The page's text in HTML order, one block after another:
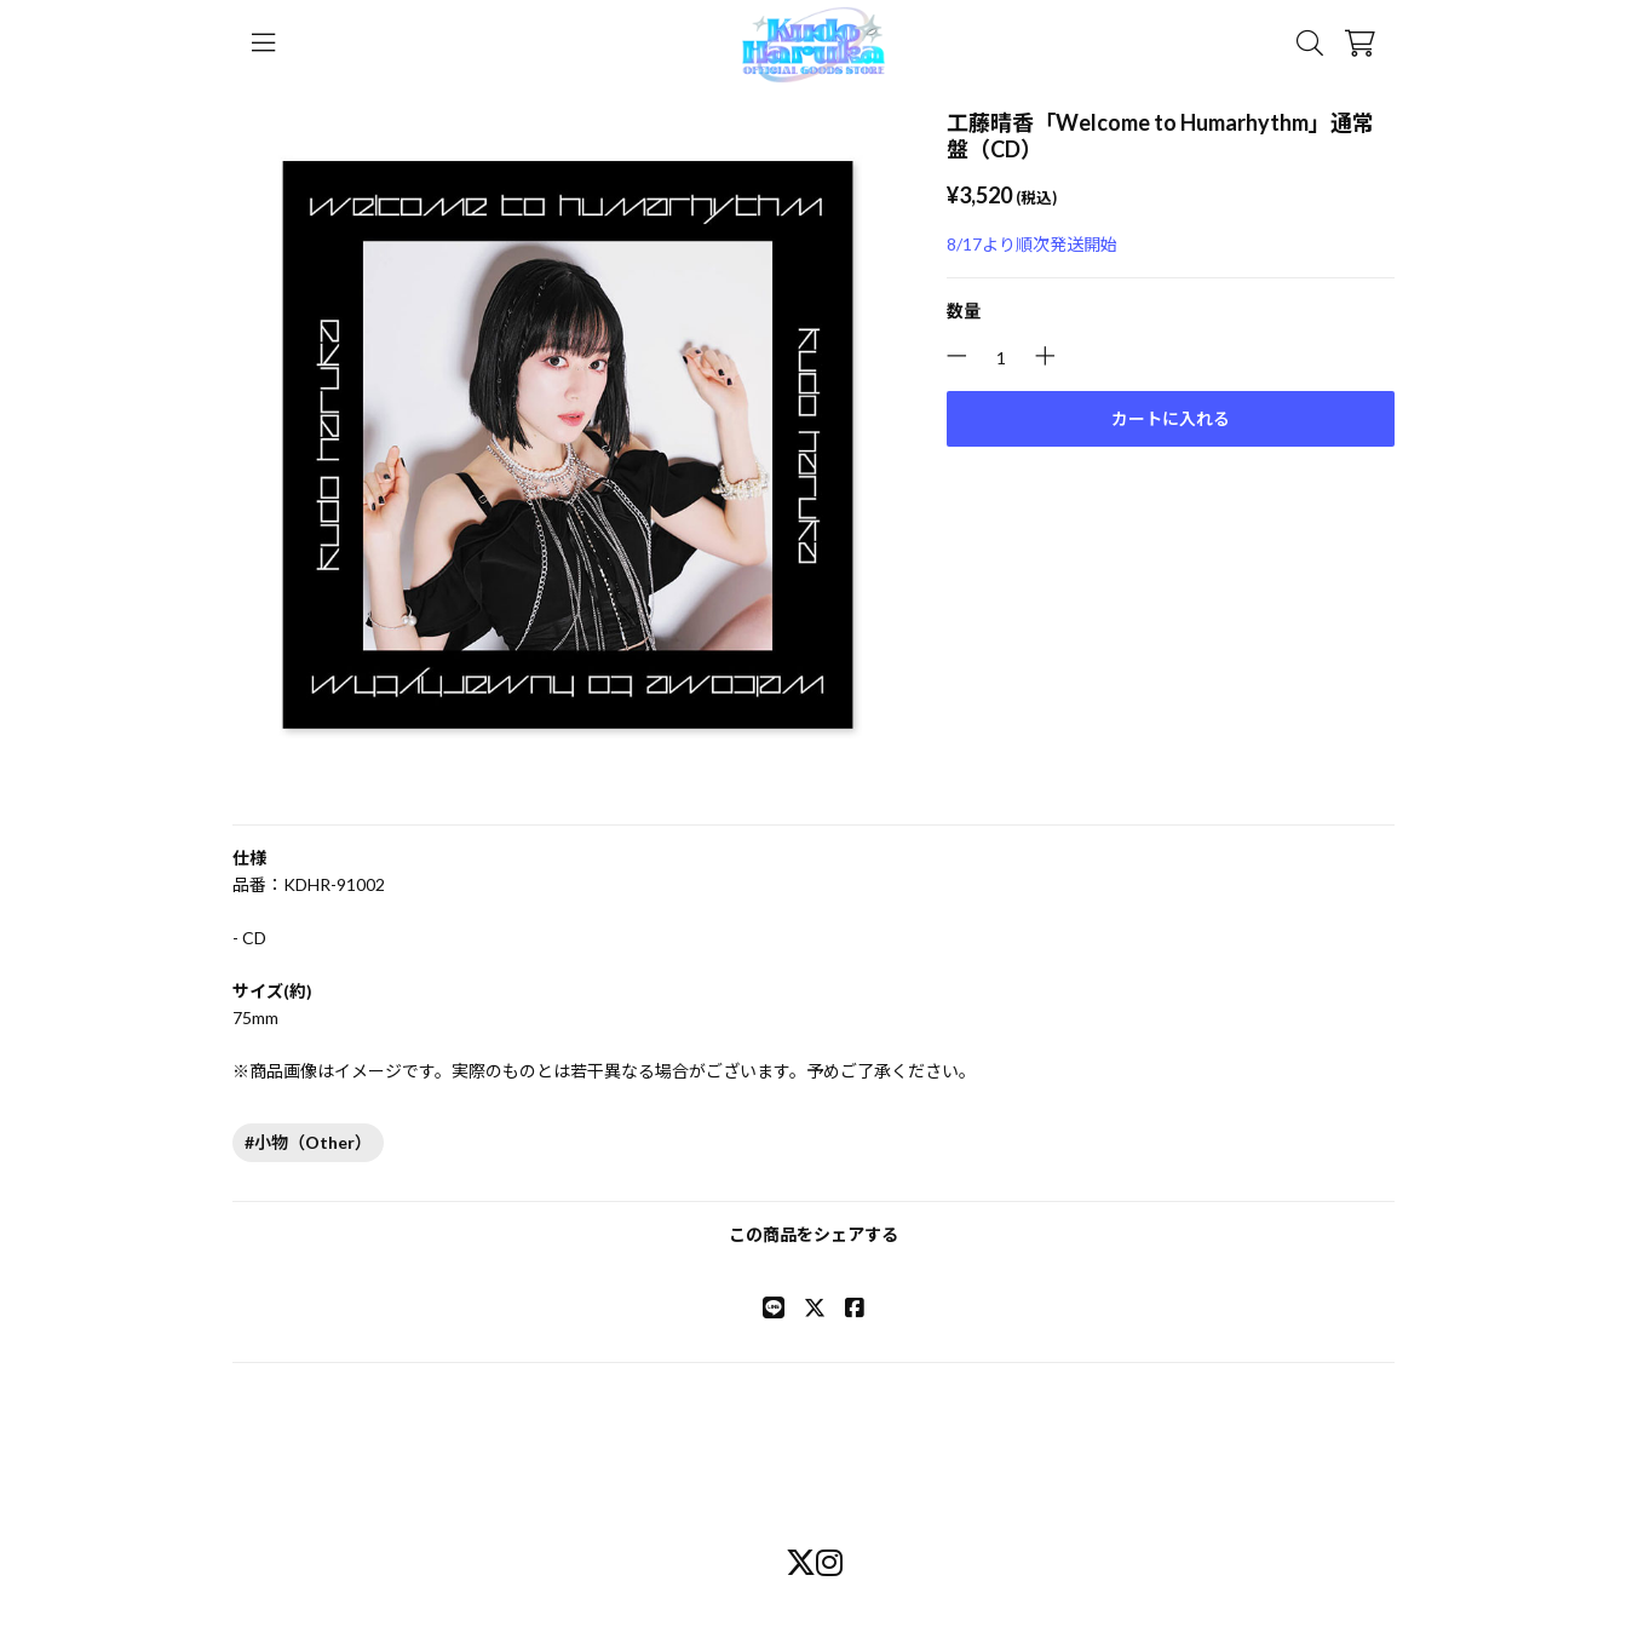
工藤晴香「Welcome to Humarhythm」通常
盤（CD）
¥3,520 (税込)
8/17より順次発送開始
数量
カートに入れる
仕様
品番：KDHR-91002
- CD
サイズ(約)
75mm
※商品画像はイメージです。実際のものとは若干異なる場合がございます。予めご了承ください。
#小物（Other）
この商品をシェアする